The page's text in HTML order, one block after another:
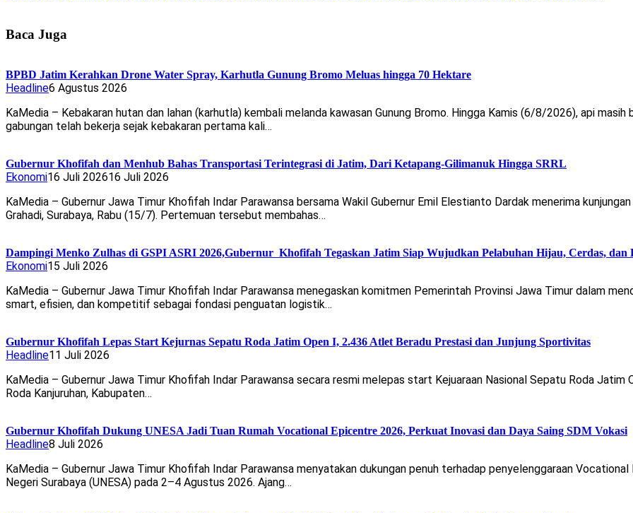
Baca Juga
BPBD Jatim Kerahkan Drone Water Spray, Karhutla Gunung Bromo Meluas hingga 70 Hektare
Headline6 Agustus 2026
KaMedia – Kebakaran hutan dan lahan (karhutla) kembali melanda kawasan Gunung Bromo. Hingga Kamis (6/8/2026), api
gabungan telah bekerja sejak kebakaran pertama kali…
Gubernur Khofifah dan Menhub Bahas Transportasi Terintegrasi di Jatim, Dari Ketapang-Gilimanuk Hingga SRRL
Ekonomi16 Juli 202616 Juli 2026
KaMedia – Gubernur Jawa Timur Khofifah Indar Parawansa bersama Wakil Gubernur Emil Elestianto Dardak menerima
Grahadi, Surabaya, Rabu (15/7). Pertemuan tersebut membahas…
Dampingi Menko Zulhas di GSPI ASRI 2026,Gubernur Khofifah Tegaskan Jatim Siap Wujudkan Pelabuhan Hijau, Cerdas, dan
Ekonomi15 Juli 2026
KaMedia – Gubernur Jawa Timur Khofifah Indar Parawansa menegaskan komitmen Pemerintah Provinsi Jawa Timur dalam
smart, efisien, dan kompetitif sebagai fondasi penguatan logistik…
Gubernur Khofifah Lepas Start Kejurnas Sepatu Roda Jatim Open I, 2.436 Atlet Beradu Prestasi dan Junjung Sportivitas
Headline11 Juli 2026
KaMedia – Gubernur Jawa Timur Khofifah Indar Parawansa secara resmi melepas start Kejuaraan Nasional Sepatu Roda
Roda Kanjuruhan, Kabupaten…
Gubernur Khofifah Dukung UNESA Jadi Tuan Rumah Vocational Epicentre 2026, Perkuat Inovasi dan Daya Saing SDM Vokasi
Headline8 Juli 2026
KaMedia – Gubernur Jawa Timur Khofifah Indar Parawansa menyatakan dukungan penuh terhadap penyelenggaraan
Negeri Surabaya (UNESA) pada 2–4 Agustus 2026. Ajang…